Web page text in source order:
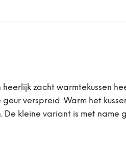
zacht warmtekussen
verspreid. Warm het
kleine variant is met name